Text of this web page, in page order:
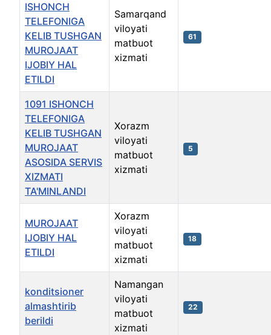
ISHONCH
TELEFONIGA
KELIB TUSHGAN
MUROJAAT
IJOBIY HAL
ETILDI
Samarqand
viloyati
matbuot
xizmati
61
1091 ISHONCH
TELEFONIGA
KELIB TUSHGAN
MUROJAAT
ASOSIDA SERVIS
XIZMATI
TA'MINLANDI
Xorazm
viloyati
matbuot
xizmati
5
MUROJAAT
IJOBIY HAL
ETILDI
Xorazm
viloyati
matbuot
xizmati
18
konditsioner
almashtirib
berildi
Namangan
viloyati
matbuot
xizmati
22